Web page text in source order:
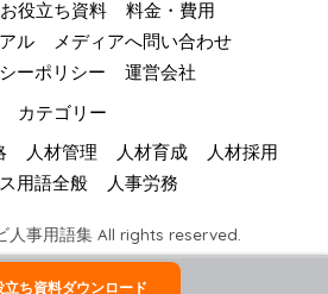
お役立ち資料
料金・費用
ル
メディアへ問い合わせ
ーポリシー
運営会社
カテゴリー
人材管理 人材育成
人材採用
用語全般
人事労務
人事用語集 All rights reserved.
立ち資料ダウンロード